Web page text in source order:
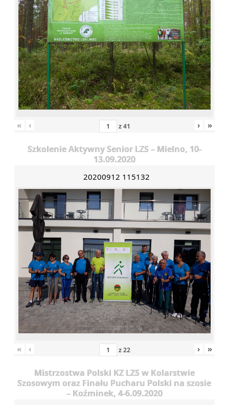
« ‹ z41 › »
Szkolenie Aktywny Senior LZS – Mielno, 10-
13.09.2020
20200912 115132
« ‹ z22 › »
Mistrzostwa Polski KZ LZS w Kolarstwie
Szosowym oraz Finału Pucharu Polski na szosie
– Koźminek, 4-6.09.2020